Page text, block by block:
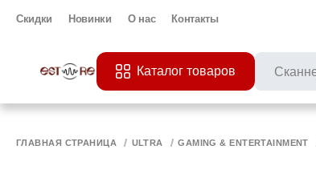
Скидки Новинки О нас Контакты
Каталог товаров
ГЛАВНАЯ СТРАНИЦА ULTRA GAMING & ENTERTAINMENT